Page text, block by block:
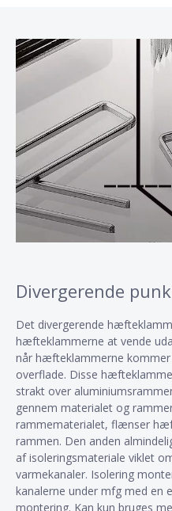
Divergerende
Det divergerende
hæfteklammerne at vende
når hæfteklammerne
overflade. Disse
strakt over
gennem materialet og
rammematerialet, flænser
rammen. Den anden
af isoleringsmateriale viklet
varmekanaler. Isolering
kanalerne under mfg med en
montering. Kan kun bruges